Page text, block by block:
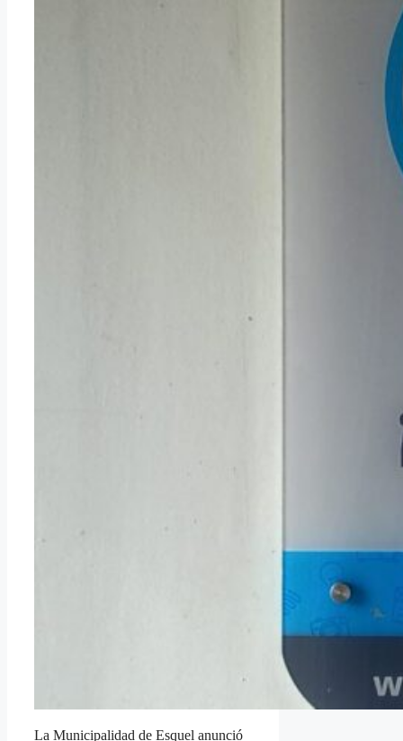
La Municipalidad de Esquel anunció